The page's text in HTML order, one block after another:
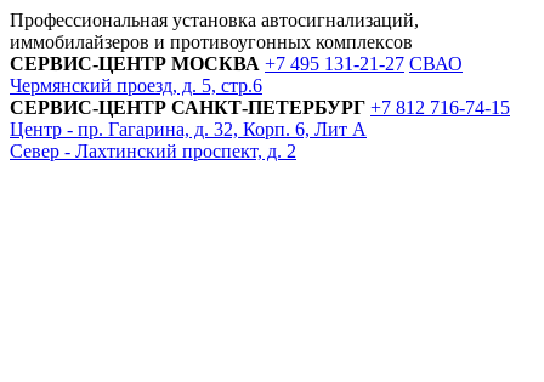
Профессиональная установка автосигнализаций,
иммобилайзеров и противоугонных комплексов
СЕРВИС-ЦЕНТР МОСКВА +7 495 131-21-27 СВАО
Чермянский проезд, д. 5, стр.6
СЕРВИС-ЦЕНТР САНКТ-ПЕТЕРБУРГ +7 812 716-74-15
Центр - пр. Гагарина, д. 32, Корп. 6, Лит А
Север - Лахтинский проспект, д. 2